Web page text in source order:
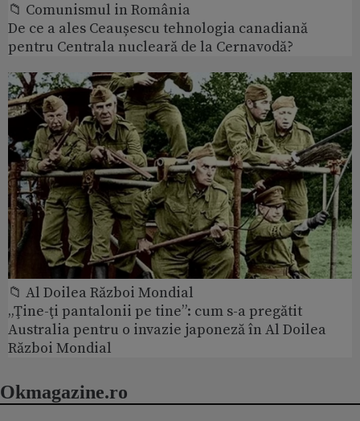
📁 Comunismul in România
De ce a ales Ceaușescu tehnologia canadiană
pentru Centrala nucleară de la Cernavodă?
📁 Al Doilea Război Mondial
„Ţine-ţi pantalonii pe tine”: cum s-a pregătit
Australia pentru o invazie japoneză în Al Doilea
Război Mondial
Okmagazine.ro